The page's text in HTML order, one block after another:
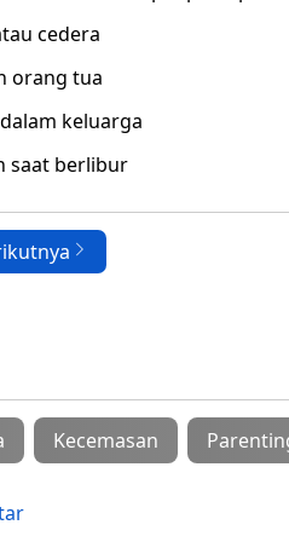
cedera
orang tua
keluarga
saat berlibur
Kecemasan